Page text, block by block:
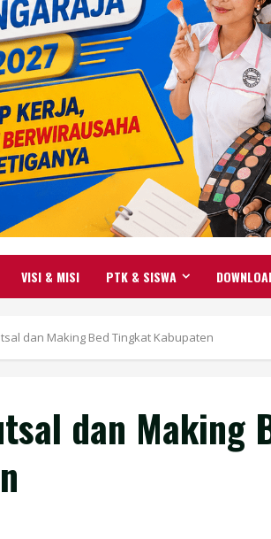
VISI & MISI PTK & SISWA
dan Making Bed Tingkat Kabupaten
dan Making